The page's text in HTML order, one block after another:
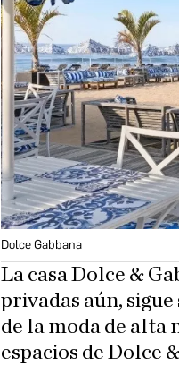
Dolce Gabbana
La casa Dolce &
privadas aún,
de la moda de alta
espacios de Dolce